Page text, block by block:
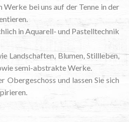
Wer­ke bei uns auf der Ten­ne in der
in Aqua­rell- und Pas­tell­tech­nik
Land­schaf­ten, Blu­men, Still­le­ben,
semi-abs­trak­te Werke.
Ober­ge­schoss und las­sen Sie sich